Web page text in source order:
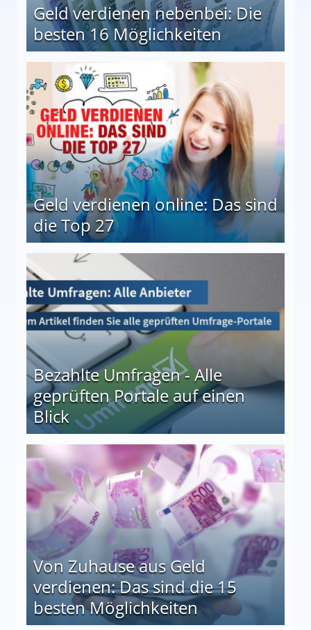
Geld verdienen nebenbei: Die
besten 16 Möglichkeiten
Geld verdienen online: Das sind
die Top 27
Bezahlte Umfragen - Alle
geprüften Portale auf einen
Blick
auf einen Blick
Von Zuhause aus Geld
verdienen: Das sind die 15
besten Möglichkeiten